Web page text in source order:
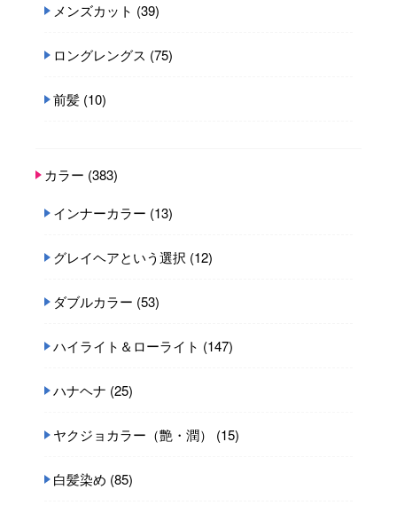
メンズカット (39)
ロングレングス (75)
前髪 (10)
カラー (383)
インナーカラー (13)
グレイヘアという選択 (12)
ダブルカラー (53)
ハイライト＆ローライト (147)
ハナヘナ (25)
ヤクジョカラー（艶・潤） (15)
白髪染め (85)